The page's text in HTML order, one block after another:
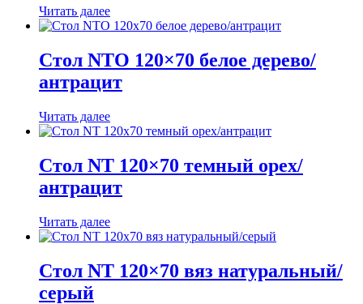
Читать далее
Стол NTO 120×70 белое дерево/
антрацит
Читать далее
Стол NT 120×70 темный орех/
антрацит
Читать далее
Стол NT 120×70 вяз натуральный/
серый